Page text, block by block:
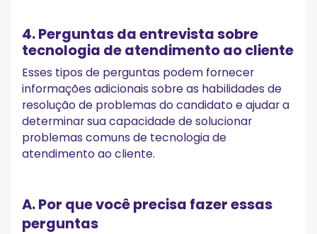
4. Perguntas da entrevista sobre
tecnologia de atendimento ao cliente
Esses tipos de perguntas podem fornecer
informações adicionais sobre as habilidades de
resolução de problemas do candidato e ajudar a
determinar sua capacidade de solucionar
problemas comuns de tecnologia de
atendimento ao cliente.
A. Por que você precisa fazer essas
perguntas